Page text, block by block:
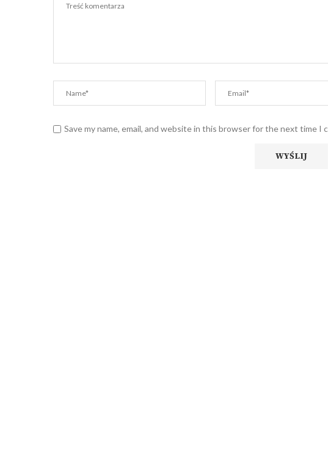
Save my name, email, and website in this browser for the next time I